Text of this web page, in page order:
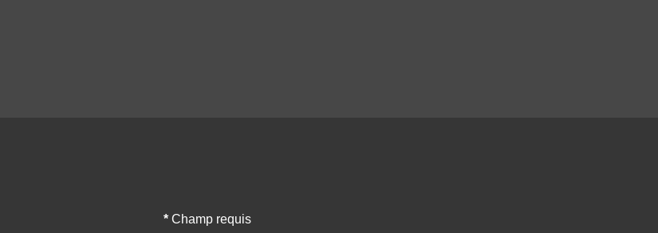
* Champ requis